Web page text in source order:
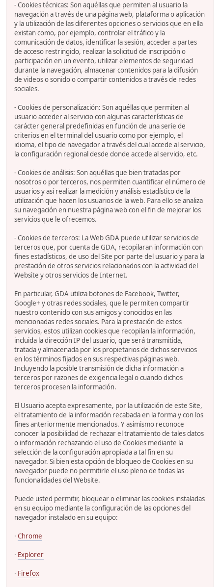
- Cookies técnicas: Son aquéllas que permiten al usuario la
navegación a través de una página web, plataforma o aplicación
y la utilización de las diferentes opciones o servicios que en ella
existan como, por ejemplo, controlar el tráfico y la
comunicación de datos, identificar la sesión, acceder a partes
de acceso restringido, realizar la solicitud de inscripción o
participación en un evento, utilizar elementos de seguridad
durante la navegación, almacenar contenidos para la difusión
de videos o sonido o compartir contenidos a través de redes
sociales.
- Cookies de personalización: Son aquéllas que permiten al
usuario acceder al servicio con algunas características de
carácter general predefinidas en función de una serie de
criterios en el terminal del usuario como por ejemplo, el
idioma, el tipo de navegador a través del cual accede al servicio,
la configuración regional desde donde accede al servicio, etc.
- Cookies de análisis: Son aquéllas que bien tratadas por
nosotros o por terceros, nos permiten cuantificar el número de
usuarios y así realizar la medición y análisis estadístico de la
utilización que hacen los usuarios de la web. Para ello se analiza
su navegación en nuestra página web con el fin de mejorar los
servicios que le ofrecemos.
- Cookies de terceros: La Web GDA puede utilizar servicios de
terceros que, por cuenta de GDA, recopilaran información con
fines estadísticos, de uso del Site por parte del usuario y para la
prestación de otros servicios relacionados con la actividad del
Website y otros servicios de Internet.
En particular, GDA utiliza botones de Facebook, Twitter,
Google+ y otras redes sociales, que le permiten compartir
nuestro contenido con sus amigos y conocidos en las
mencionadas redes sociales. Para la prestación de estos
servicios, estos utilizan cookies que recopilan la información,
incluida la dirección IP del usuario, que será transmitida,
tratada y almacenada por los propietarios de dichos servicios
en los términos fijados en sus respectivas páginas web.
Incluyendo la posible transmisión de dicha información a
terceros por razones de exigencia legal o cuando dichos
terceros procesen la información.
El Usuario acepta expresamente, por la utilización de este Site,
el tratamiento de la información recabada en la forma y con los
fines anteriormente mencionados. Y asimismo reconoce
conocer la posibilidad de rechazar el tratamiento de tales datos
o información rechazando el uso de Cookies mediante la
selección de la configuración apropiada a tal fin en su
navegador. Si bien esta opción de bloqueo de Cookies en su
navegador puede no permitirle el uso pleno de todas las
funcionalidades del Website.
Puede usted permitir, bloquear o eliminar las cookies instaladas
en su equipo mediante la configuración de las opciones del
navegador instalado en su equipo:
· Chrome
· Explorer
· Firefox